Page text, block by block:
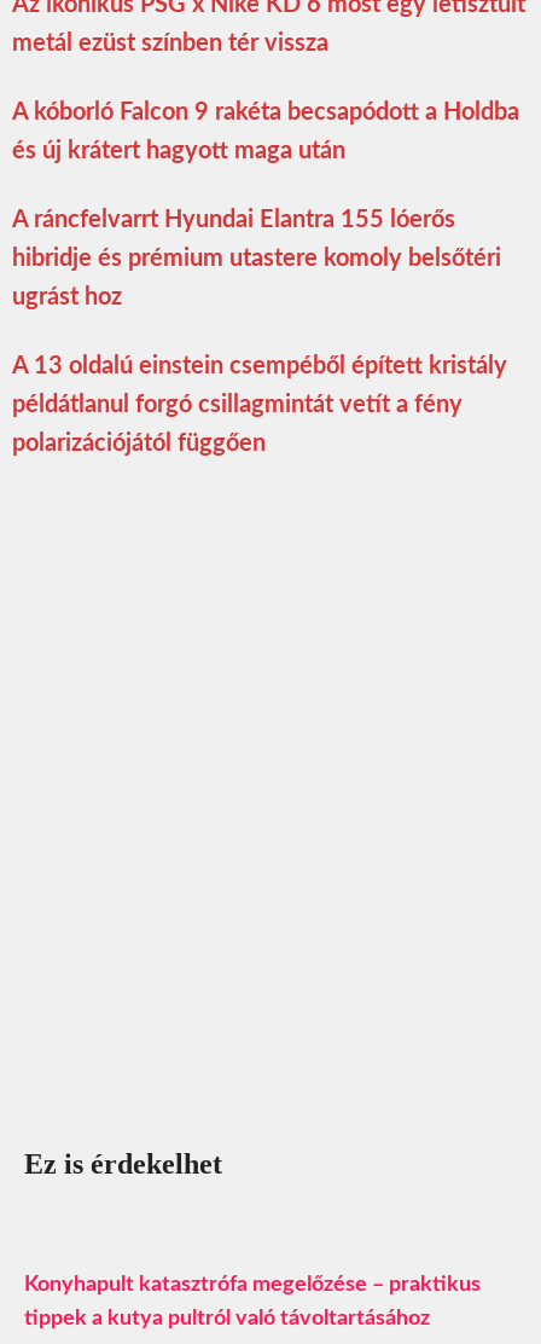
metál ezüst színben tér vissza
A kóborló Falcon 9 rakéta becsapódott a Holdba
és új krátert hagyott maga után
A ráncfelvarrt Hyundai Elantra 155 lóerős
hibridje és prémium utastere komoly belsőtéri
ugrást hoz
A 13 oldalú einstein csempéből épített kristály
példátlanul forgó csillagmintát vetít a fény
polarizációjától függően
Ez is érdekelhet
Konyhapult katasztrófa megelőzése – praktikus
tippek a kutya pultról való távoltartásához